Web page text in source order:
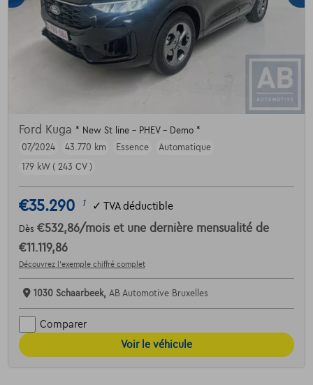
Ford Kuga * New St line - PHEV - Demo *
07/2024
43.770 km Essence
Automatique
179 kW ( 243 CV )
€35.290 1 ✓ TVA déductible
Dès €532,86/mois et une dernière mensualité de
€11.119,86
Découvrez l’exemple chiffré complet
1030 Schaarbeek, AB Automotive Bruxelles
Comparer
Voir le véhicule